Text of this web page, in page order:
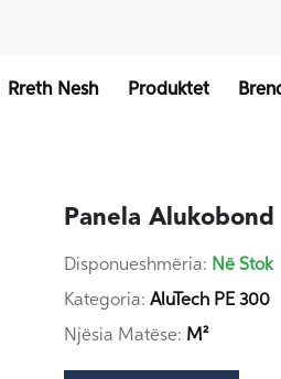
Rreth Nesh Produktet
Panela
Disponueshmëria: Në Stok
Kategoria: AluTech PE 300
Njësia Matëse: M²